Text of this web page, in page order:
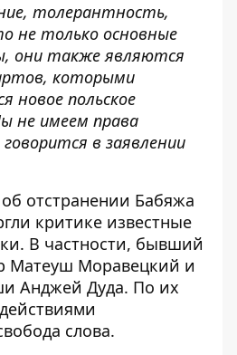
толерантность,
не только основные
, они также являются
которыми
новое польское
не имеем права
в заявлении
отстранении Бабяжа
критике известные
В частности, бывший
Матеуш Моравецкий и
Анджей Дуда. По их
слова.